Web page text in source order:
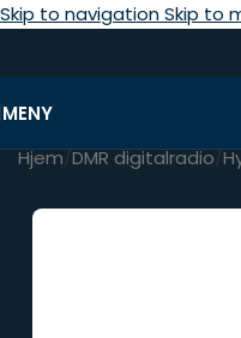
Skip to navigationSkip to
MENY
Hjem/DMR digitalradio/